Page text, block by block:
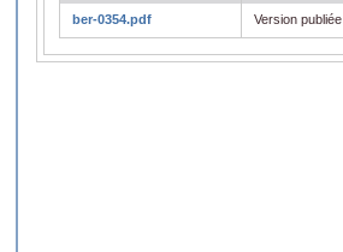
ber-0354.pdf Version publiée